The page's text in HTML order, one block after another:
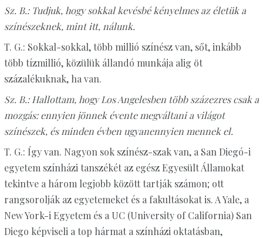
Sz. B.: Tudjuk, hogy sokkal kevésbé kényelmes az életük a
színészeknek, mint itt, nálunk.
T. G.: Sokkal-sokkal, több millió színész van, sőt, inkább
több tízmillió, közülük állandó munkája alig öt
százalékuknak, ha van.
Sz. B.: Hallottam, hogy Los Angelesben több százezres csak a
mozgás: ennyien jönnek évente megváltani a világot
színészek, és minden évben ugyanennyien mennek el.
T. G.: Így van. Nagyon sok színész-szak van, a San Diegó-i
egyetem színházi tanszékét az egész Egyesült Államokat
tekintve a három legjobb között tartják számon; ott
rangsorolják az egyetemeket és a fakultásokat is. A Yale, a
New York-i Egyetem és a UC (University of California) San
Diego képviseli a top hármat a színházi oktatásban,